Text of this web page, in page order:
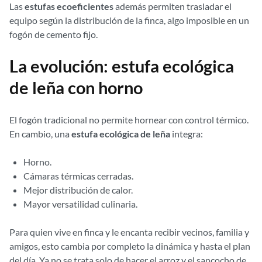
Lasestufas ecoeficientesademás permiten trasladar el
equipo según la distribución de la finca, algo imposible en un
fogón de cemento fijo.
La evolución: estufa ecológica
de leña con horno
El fogón tradicional no permite hornear con control térmico.
En cambio, una estufa ecológica de leña integra:
Horno.
Cámaras térmicas cerradas.
Mejor distribución de calor.
Mayor versatilidad culinaria.
Para quien vive en finca y le encanta recibir vecinos, familia y
amigos, esto cambia por completo la dinámica y hasta el plan